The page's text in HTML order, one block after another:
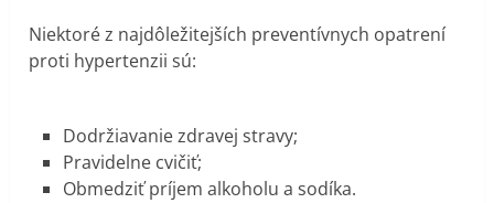
Niektoré z najdôležitejších preventívnych opatrení
proti hypertenzii sú:
Dodržiavanie zdravej stravy;
Pravidelne cvičiť;
Obmedziť príjem alkoholu a sodíka.